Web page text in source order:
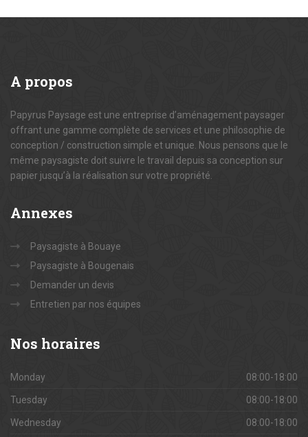
A propos
Papyrus Paysage est une entreprise d’aménagement paysager
offrant une gamme complète de services et une philosophie de
conception / construction simple et unique. Nous pensons que le
même paysagiste doit suivre le travail depuis sa conception sur
papier jusqu’à la réalisation sur votre propriété.
Annexes
Paysagiste à Bouaye
Paysagiste à Bougenais
Demander un devis
Entretien par nos équipes
Nos horaires
Monday 08:00-18:00
Tuesday 08:00-18:00
Wednesday 08:00-18:00